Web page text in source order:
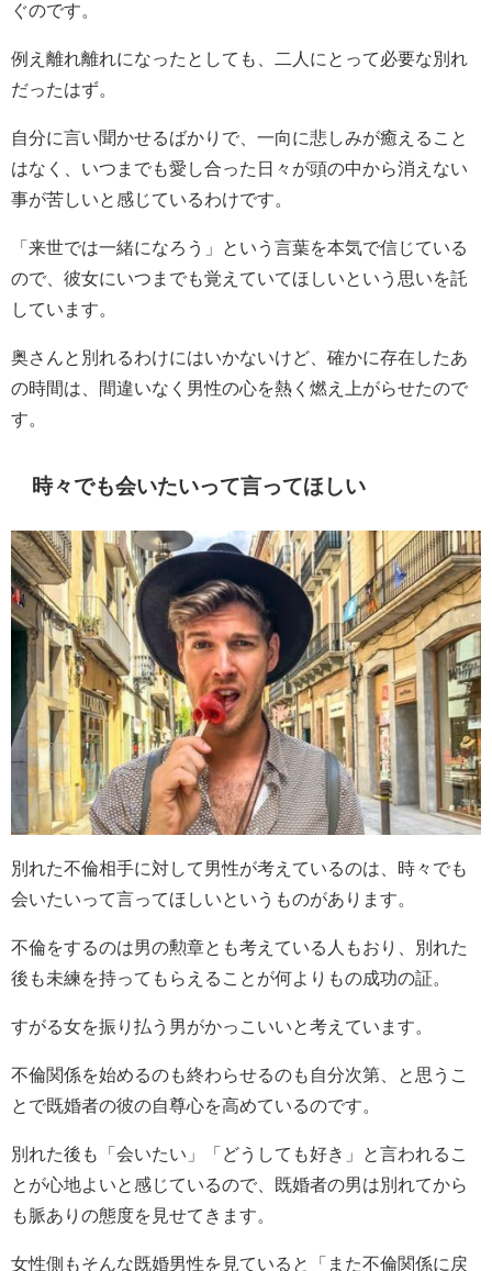
ぐのです。
例え離れ離れになったとしても、二人にとって必要な別れ
だったはず。
自分に言い聞かせるばかりで、一向に悲しみが癒えること
はなく、いつまでも愛し合った日々が頭の中から消えない
事が苦しいと感じているわけです。
「来世では一緒になろう」という言葉を本気で信じている
ので、彼女にいつまでも覚えていてほしいという思いを託
しています。
奥さんと別れるわけにはいかないけど、確かに存在したあ
の時間は、間違いなく男性の心を熱く燃え上がらせたので
す。
時々でも会いたいって言ってほしい
別れた不倫相手に対して男性が考えているのは、時々でも
会いたいって言ってほしいというものがあります。
不倫をするのは男の勲章とも考えている人もおり、別れた
後も未練を持ってもらえることが何よりもの成功の証。
すがる女を振り払う男がかっこいいと考えています。
不倫関係を始めるのも終わらせるのも自分次第、と思うこ
とで既婚者の彼の自尊心を高めているのです。
別れた後も「会いたい」「どうしても好き」と言われるこ
とが心地よいと感じているので、既婚者の男は別れてから
も脈ありの態度を見せてきます。
女性側もそんな既婚男性を見ていると「また不倫関係に戻